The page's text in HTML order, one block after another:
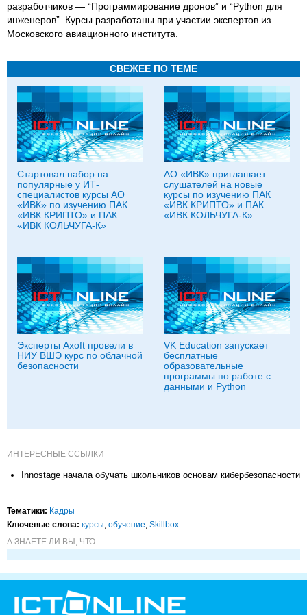
разработчиков — “Программирование дронов” и “Python для
инженеров”. Курсы разработаны при участии экспертов из
Московского авиационного института.
СВЕЖЕЕ ПО ТЕМЕ
Стартовал набор на
популярные у ИТ-
специалистов курсы АО
«ИВК» по изучению ПАК
«ИВК КРИПТО» и ПАК
«ИВК КОЛЬЧУГА-К»
АО «ИВК» приглашает
слушателей на новые
курсы по изучению ПАК
«ИВК КРИПТО» и ПАК
«ИВК КОЛЬЧУГА-К»
Эксперты Axoft провели в
НИУ ВШЭ курс по облачной
безопасности
VK Education запускает
бесплатные
образовательные
программы по работе с
данными и Python
ИНТЕРЕСНЫЕ ССЫЛКИ
Innostage начала обучать школьников основам кибербезопасности
Тематики: Кадры
Ключевые слова: курсы, обучение, Skillbox
А ЗНАЕТЕ ЛИ ВЫ, ЧТО: